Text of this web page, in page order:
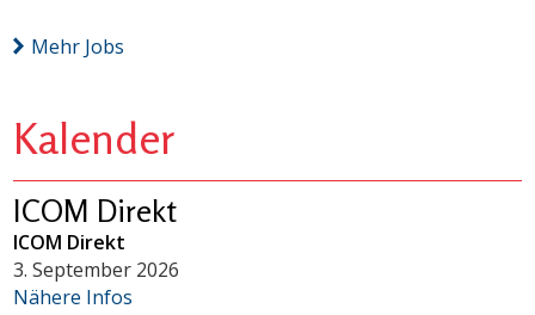
Mehr Jobs
Kalender
ICOM Direkt
ICOM Direkt
3. September 2026
Nähere Infos